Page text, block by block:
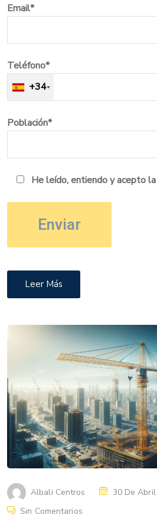
Email*
Teléfono*
+34
Población*
He leído, entiendo y acepto la
Leer Más
Albali Centros
30 De
Sin Comentarios